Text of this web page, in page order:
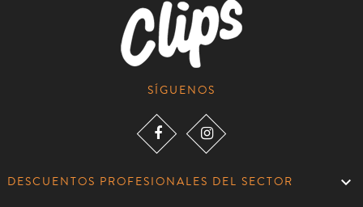
SÍGUENOS
DESCUENTOS PROFESIONALES DEL SECTOR 